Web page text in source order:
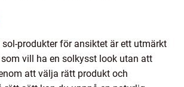
sol-produkter för ansiktet är ett utmärkt
vill ha en solkysst look utan att
att välja rätt produkt och